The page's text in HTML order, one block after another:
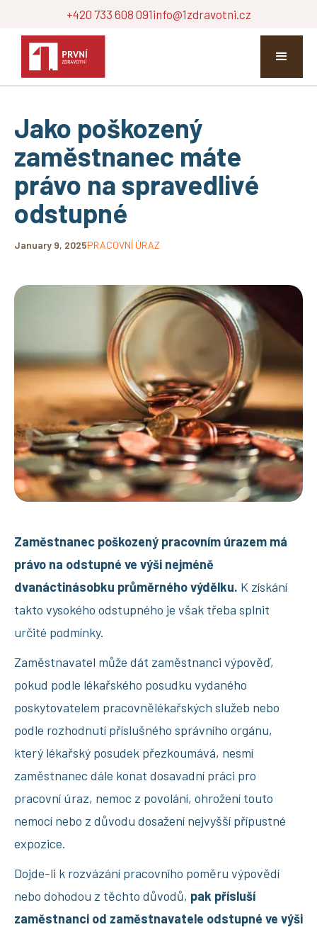
+420 733 608 091info@1zdravotni.cz
Jako poškozený
zaměstnanec máte
právo na spravedlivé
odstupné
January 9, 2025PRACOVNÍ ÚRAZ
Zaměstnanec poškozený pracovním úrazem má
právo na odstupné ve výši nejméně
dvanáctinásobku průměrného výdělku. K získání
takto vysokého odstupného je však třeba splnit
určité podmínky.
Zaměstnavatel může dát zaměstnanci výpověď,
pokud podle lékařského posudku vydaného
poskytovatelem pracovnělékařských služeb nebo
podle rozhodnutí příslušného správního orgánu,
který lékařský posudek přezkoumává, nesmí
zaměstnanec dále konat dosavadní práci pro
pracovní úraz, nemoc z povolání, ohrožení touto
nemocí nebo z důvodu dosažení nejvyšší přípustné
expozice.
Dojde-li k rozvázání pracovního poměru výpovědí
nebo dohodou z těchto důvodů, pak přísluší
zaměstnanci od zaměstnavatele odstupné ve výši